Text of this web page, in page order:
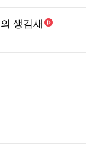
생김새